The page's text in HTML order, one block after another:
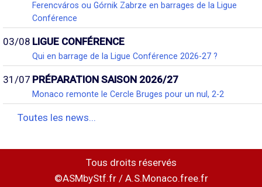
Ferencváros ou Górnik Zabrze en barrages de la Ligue
Conférence
03/08 LIGUE CONFÉRENCE
Qui en barrage de la Ligue Conférence 2026-27 ?
31/07 PRÉPARATION SAISON 2026/27
Monaco remonte le Cercle Bruges pour un nul, 2-2
Toutes les news...
Tous droits réservés
©ASMbyStf.fr / A.S.Monaco.free.fr